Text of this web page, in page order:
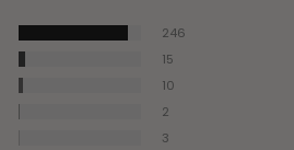
246
15
10
2
3